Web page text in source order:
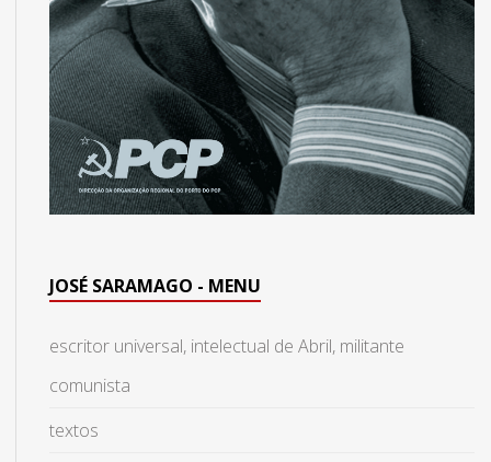
JOSÉ SARAMAGO - MENU
escritor universal, intelectual de Abril, militante
comunista
textos